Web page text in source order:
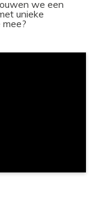
we een
unieke